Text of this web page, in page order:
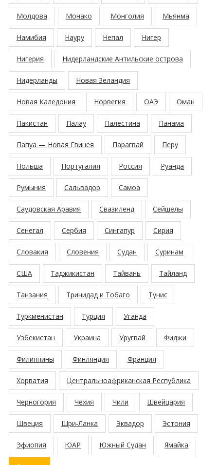
Молдова Монако Монголия Мьянма
Намибия Науру Непал Нигер
Нигерия Нидерландские Антильские острова
Нидерланды Новая Зеландия
Новая Каледония Норвегия ОАЭ Оман
Пакистан Палау Палестина Панама
Папуа — Новая Гвинея Парагвай Перу
Польша Португалия Россия Руанда
Румыния Сальвадор Самоа
Саудовская Аравия Свазиленд Сейшелы
Сенегал Сербия Сингапур Сирия
Словакия Словения Судан Суринам
США Таджикистан Тайвань Тайланд
Танзания Тринидад и Тобаго Тунис
Туркменистан Турция Уганда
Узбекистан Украина Уругвай Фиджи
Филиппины Финляндия Франция
Хорватия Центральноафриканская Республика
Черногория Чехия Чили Швейцария
Швеция Шри-Ланка Эквадор Эстония
Эфиопия ЮАР Южный Судан Ямайка